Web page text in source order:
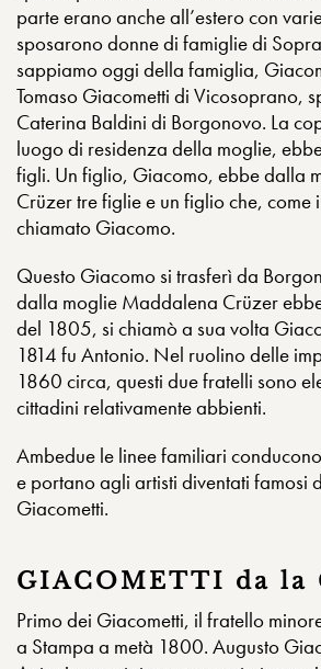
parte erano anche all’estero con
sposarono donne di famiglie di
sappiamo oggi della famiglia,
Tomaso Giacometti di Vicosoprano,
Caterina Baldini di Borgonovo. La
luogo di residenza della moglie,
figli. Un figlio, Giacomo, ebbe dalla
Crüzer tre figlie e un figlio che, come
chiamato Giacomo.
Questo Giacomo si trasferì da
dalla moglie Maddalena Crüzer
del 1805, si chiamò a sua volta
1814 fu Antonio. Nel ruolino delle
1860 circa, questi due fratelli sono
cittadini relativamente abbienti.
Ambedue le linee familiari
e portano agli artisti diventati famosi
Giacometti.
GIACOMETTI da la
Primo dei Giacometti, il fratello
a Stampa a metà 1800. Augusto